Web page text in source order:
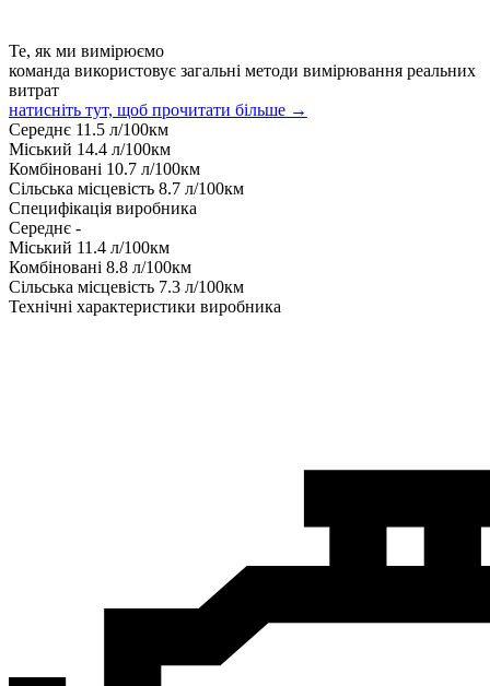
Те, як ми вимірюємо
команда використовує загальні методи вимірювання реальних
витрат
натисніть тут, щоб прочитати більше →
Середнє 11.5 л/100км
Міський 14.4 л/100км
Комбіновані 10.7 л/100км
Сільська місцевість 8.7 л/100км
Специфікація виробника
Середнє -
Міський 11.4 л/100км
Комбіновані 8.8 л/100км
Сільська місцевість 7.3 л/100км
Технічні характеристики виробника